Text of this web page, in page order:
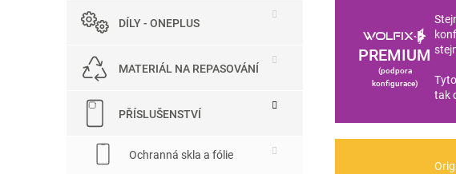
DÍLY - ONEPLUS
MATERIÁL NA REPASOVÁNÍ
PŘÍSLUŠENSTVÍ
Ochranná skla a fólie
PREMIUM
(podpora
konfigurace)
tak